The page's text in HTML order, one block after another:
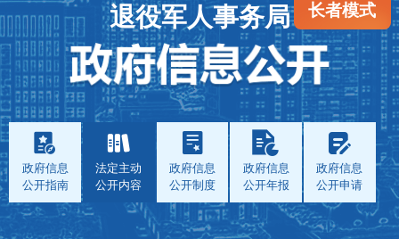
长者模式
退役军人事务局
政府信息
公开指南
法定主动
公开内容
政府信息
公开制度
政府信息
公开年报
政府信息
公开申请